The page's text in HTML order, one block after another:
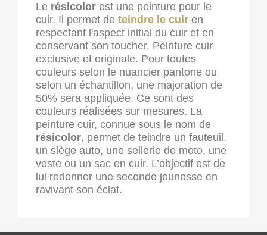
Le résicolor est une peinture pour le
cuir. Il permet de teindre le cuir en
respectant l'aspect initial du cuir et en
conservant son toucher. Peinture cuir
exclusive et originale. Pour toutes
couleurs selon le nuancier pantone ou
selon un échantillon, une majoration de
50% sera appliquée. Ce sont des
couleurs réalisées sur mesures. La
peinture cuir, connue sous le nom de
résicolor, permet de teindre un fauteuil,
un siège auto, une sellerie de moto, une
veste ou un sac en cuir. L’objectif est de
lui redonner une seconde jeunesse en
ravivant son éclat.